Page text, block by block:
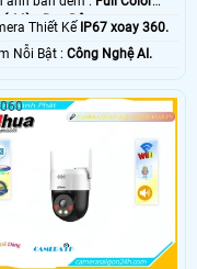
Màu Ban Ðêm.
Thiết Kế IP67 xoay 360.
️📢 Điểm Nỗi Bật :Công Nghệ AI.